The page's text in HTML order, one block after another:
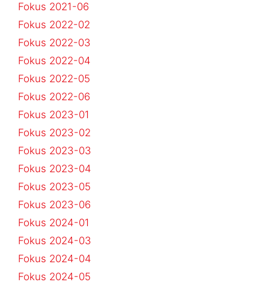
Fokus 2021-06
Fokus 2022-02
Fokus 2022-03
Fokus 2022-04
Fokus 2022-05
Fokus 2022-06
Fokus 2023-01
Fokus 2023-02
Fokus 2023-03
Fokus 2023-04
Fokus 2023-05
Fokus 2023-06
Fokus 2024-01
Fokus 2024-03
Fokus 2024-04
Fokus 2024-05